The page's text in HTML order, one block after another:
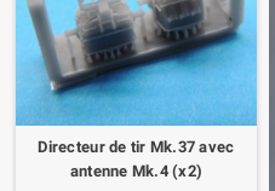
Directeur de tir Mk.37 avec
antenne Mk.4 (x2)